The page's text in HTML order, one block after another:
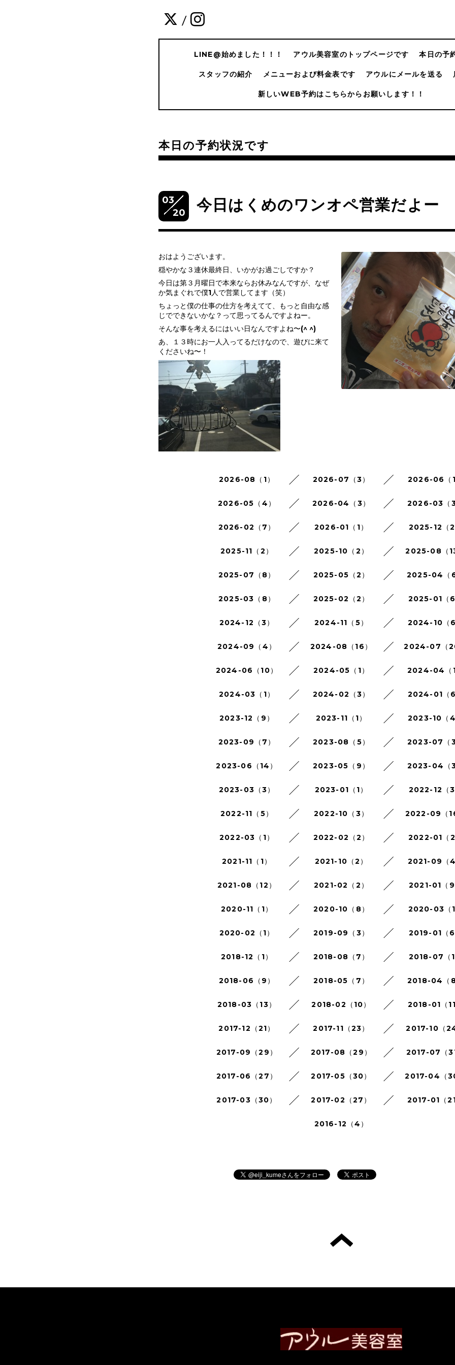
/
LINE@始めました！！！ アウル美容室のトップページです 本日の予
スタッフの紹介 メニューおよび料金表です アウルにメールを送る
新しいWEB予約はこちらからお願いします！！
本日の予約状況です
03
20
今日はくめのワンオペ営業だよー
おはようございます。
穏やかな３連休最終日、いかがお過ごしですか？
今日は第３月曜日で本来ならお休みなんですが、なぜ
か気まぐれで僕1人で営業してます（笑）
ちょっと僕の仕事の仕方を考えてて、もっと自由な感
じでできないかな？って思ってるんですよねー。
そんな事を考えるにはいい日なんですよね〜(^ ^)
あ、１３時にお一人入ってるだけなので、遊びに来て
くださいね〜！
2026-08（1） 2026-07（3） 2026-06（1
2026-05（4） 2026-04（3） 2026-03（3
2026-02（7） 2026-01（1） 2025-12（2
2025-11（2） 2025-10（2） 2025-08（13
2025-07（8） 2025-05（2） 2025-04（6
2025-03（8） 2025-02（2） 2025-01（6
2024-12（3） 2024-11（5） 2024-10（6
2024-09（4） 2024-08（16） 2024-07（
2024-06（10） 2024-05（1） 2024-04（1
2024-03（1） 2024-02（3） 2024-01（6
2023-12（9） 2023-11（1） 2023-10（4
2023-09（7） 2023-08（5） 2023-07（3
2023-06（14） 2023-05（9） 2023-04（3
2023-03（3） 2023-01（1） 2022-12（3
2022-11（5） 2022-10（3） 2022-09（16
2022-03（1） 2022-02（2） 2022-01（2
2021-11（1） 2021-10（2） 2021-09（4
2021-08（12） 2021-02（2） 2021-01（9
2020-11（1） 2020-10（8） 2020-03（1
2020-02（1） 2019-09（3） 2019-01（6
2018-12（1） 2018-08（7） 2018-07（1
2018-06（9） 2018-05（7） 2018-04（8
2018-03（13） 2018-02（10） 2018-01（11
2017-12（21） 2017-11（23） 2017-10（24
2017-09（29） 2017-08（29） 2017-07（31
2017-06（27） 2017-05（30） 2017-04（
2017-03（30） 2017-02（27） 2017-01（21
2016-12（4）